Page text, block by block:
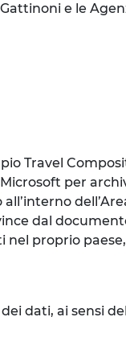
e le
Travel
per
dal
nel proprio
dati, ai sensi